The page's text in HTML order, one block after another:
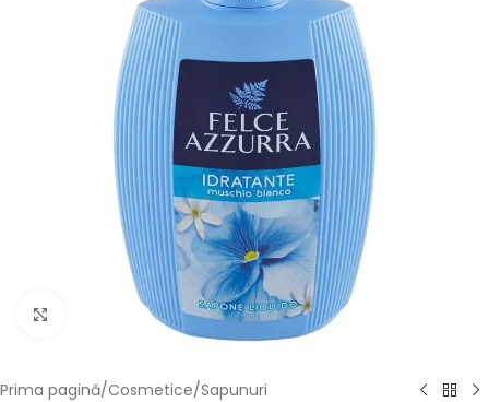
Faceți click pentru a mări
Prima pagină/Cosmetice/Sapunuri